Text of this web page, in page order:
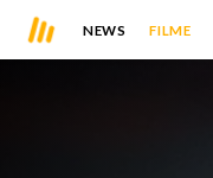
NEWS FILME